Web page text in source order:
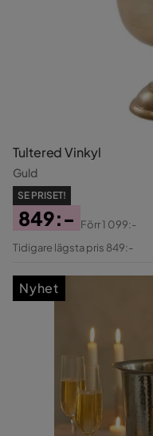
Tultered Vinkyl
Guld
SE PRISET!
Pris
849:-
Original
Förr1 099:-
Tidigare lägsta pris 849:-
Nyhet